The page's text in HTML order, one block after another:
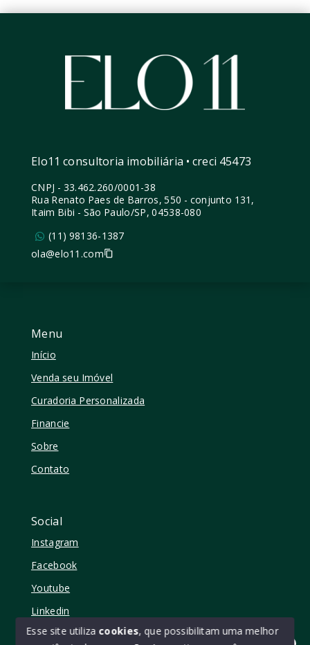
Menu
Início
Venda seu Imóvel
Curadoria Personalizada
Financie
Sobre
Contato
Social
Instagram
Facebook
Youtube
Linkedin
Elo11 consultoria imobiliária • creci 45473
CNPJ - 33.462.260/0001-38
Rua Renato Paes de Barros, 550 - conjunto 131,
Itaim Bibi - São Paulo/SP, 04538-080
(11) 98136-1387
ola@elo11.com
Esse site utiliza cookies, que possibilitam uma melhor